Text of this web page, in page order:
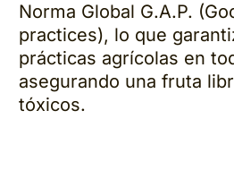
Norma Global G.A.P.
practices), lo que
prácticas agrícolas en
asegurando una fruta
tóxicos.